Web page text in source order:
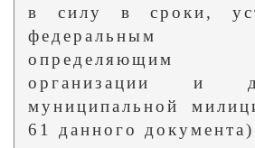
в силу в сроки,
федеральным
определяющим
организации и
муниципальной
61 данного